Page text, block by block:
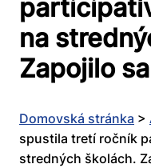
na
Zapojilo
Domovská stránka >
spustila tretí ročník
stredných školách.